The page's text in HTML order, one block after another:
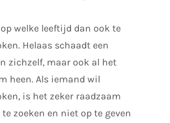
welke leeftijd dan ook te
Helaas schaadt een
zichzelf, maar ook al het
heen. Als iemand wil
is het zeker raadzaam
zoeken en niet op te geven